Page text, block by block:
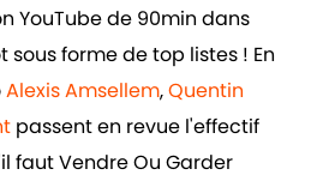
YouTube de 90min dans
forme de top listes ! En
Alexis Amsellem,Quentin
passent en revue l'effectif
faut Vendre Ou Garder